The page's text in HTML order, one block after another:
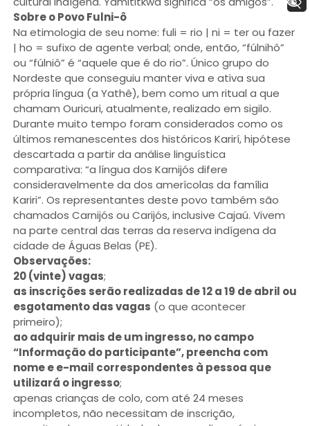
Sobre o Povo Fulni-ô
Na etimologia de seu nome: fuli = rio | ni = ter ou fazer
| ho = sufixo de agente verbal; onde, então, “fúlnihô”
ou “fúlniô” é “aquele que é do rio”. Único grupo do
Nordeste que conseguiu manter viva e ativa sua
própria língua (a Yathê), bem como um ritual a que
chamam Ouricuri, atualmente, realizado em sigilo.
Durante muito tempo foram considerados como os
últimos remanescentes dos históricos Karirí, hipótese
descartada a partir da análise linguística
comparativa: “a língua dos Karnijós difere
consideravelmente da dos amerícolas da família
Kariri”. Os representantes deste povo também são
chamados Carnijós ou Carijós, inclusive Cajaú. Vivem
na parte central das terras da reserva indígena da
cidade de Águas Belas (PE).
Observações:
20 (vinte) vagas;
as inscrições serão realizadas de 12 a 19 de abril ou
esgotamento das vagas (o que acontecer
primeiro);
ao adquirir mais de um ingresso, no campo
“Informação do participante”, preencha com
nome e e-mail correspondentes à pessoa que
utilizará o ingresso;
apenas crianças de colo, com até 24 meses
incompletos, não necessitam de inscrição,